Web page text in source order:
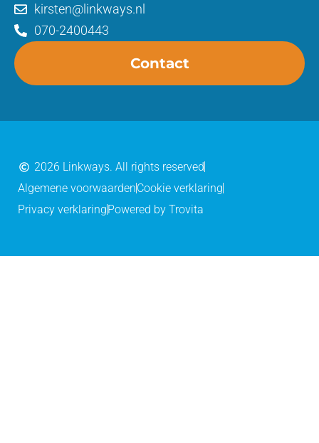
kirsten@linkways.nl
070-2400443
Contact
2026 Linkways. All rights reserved
Algemene voorwaardenCookie verklaring
Privacy verklaringPowered by Trovita